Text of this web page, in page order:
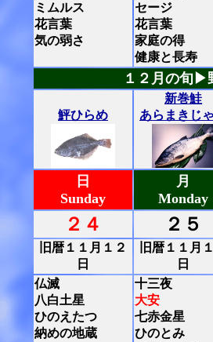
ミムルス
花言葉
気の弱さ
セージ
花言葉
家庭の得
健康と長寿
１２月の旬▶
鮃ひらめ
新巻鮭
あらまきじ
日
Sunday
月
Monday
２４ ２５
旧暦１１月１２
日
旧暦１１月
日
仏滅
八白土星
ひのえたつ
納めの地蔵
十三夜
大安
七赤金星
ひのとみ